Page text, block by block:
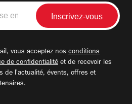
vous acceptez nos conditions
de confidentialité et de recevoir les
de l'actualité, évents, offres et